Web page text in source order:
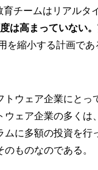
チームはリアルタ
は高まっていない。
縮小する計画であ
ウェア企業にと
ェア企業の多く
に多額の投資を
ものなのである。